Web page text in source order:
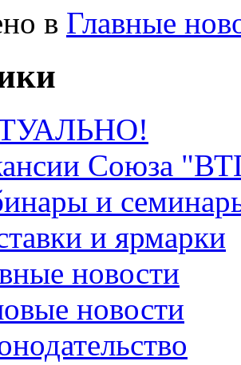
в Главные
Союза
и
и ярмарки
новости
новости